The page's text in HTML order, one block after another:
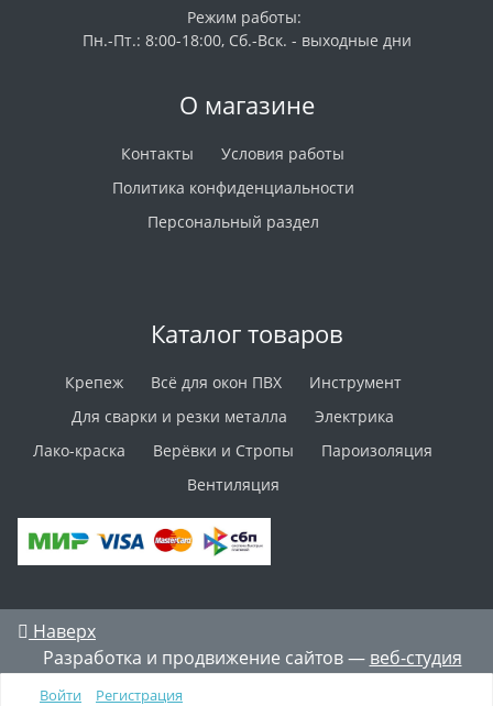
О магазине
Контакты
Условия работы
Политика конфиденциальности
Персональный раздел
Каталог товаров
Крепеж Всё для окон ПВХ
Инструмент
Для сварки и резки металла
Электрика
Лако-краска
Верёвки и Стропы
Пароизоляция
Вентиляция
Режим работы:
Пн.-Пт.: 8:00-18:00, Сб.-Вск. - выходные дни
Наверх
Разработка и продвижение сайтов — веб-студия
Войти Регистрация